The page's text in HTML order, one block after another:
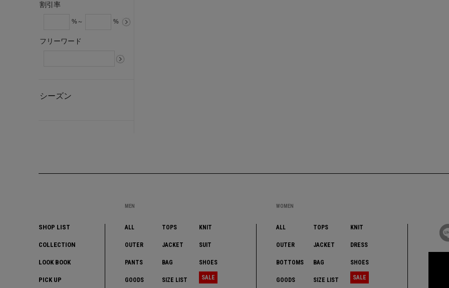
割引率
%～ %
フリーワード
シーズン
SHOP LIST
COLLECTION
LOOK BOOK
PICK UP
MEN
ALL TOPS KNIT
OUTER JACKET SUIT
PANTS BAG SHOES
GOODS SIZE LIST SALE
WOMEN
ALL TOPS KNIT
OUTER JACKET DRESS
BOTTOMS BAG SHOES
GOODS SIZE LIST SALE